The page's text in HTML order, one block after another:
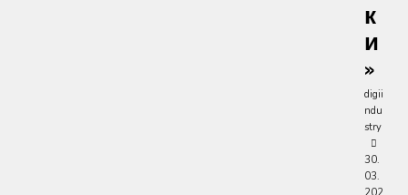
К
И
»
digii
ndu
stry
30.
03.